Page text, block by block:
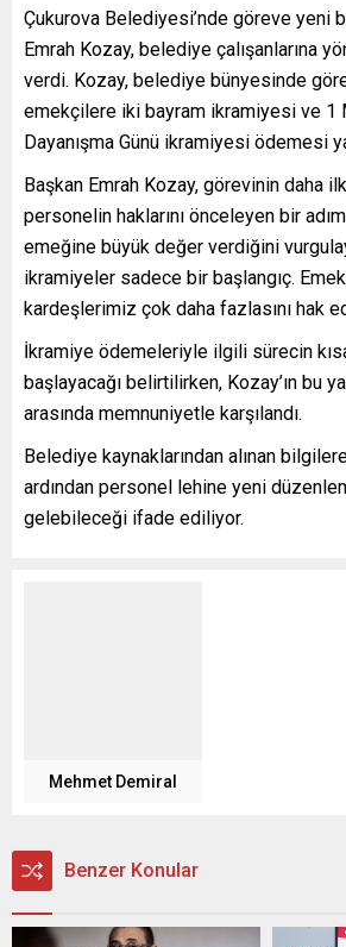
Çukurova Belediyesi’nde göreve yeni
Emrah Kozay, belediye çalışanlarına
verdi. Kozay, belediye bünyesinde
emekçilere iki bayram ikramiyesi ve 1
Dayanışma Günü ikramiyesi ödemesi
Başkan Emrah Kozay, görevinin daha
personelin haklarını önceleyen bir
emeğine büyük değer verdiğini
ikramiyeler sadece bir başlangıç.
kardeşlerimiz çok daha fazlasını hak
İkramiye ödemeleriyle ilgili sürecin
başlayacağı belirtilirken, Kozay’ın bu
arasında memnuniyetle karşılandı.
Belediye kaynaklarından alınan
ardından personel lehine yeni
gelebileceği ifade ediliyor.
Mehmet Demiral
Benzer Konular